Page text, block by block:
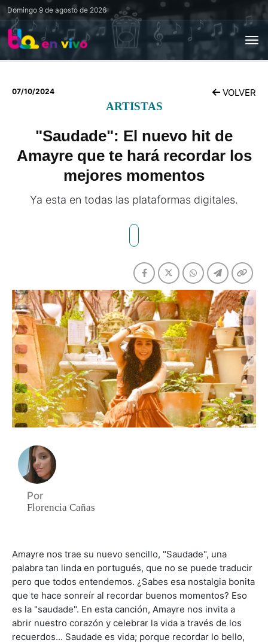
Domingo 9 de agosto de 2026
07/10/2024 VOLVER
ARTISTAS
"Saudade": El nuevo hit de
Amayre que te hará recordar los
mejores momentos
Ya esta en todas las plataformas digitales.
Por
Florencia Cañas
Amayre nos trae su nuevo sencillo, "Saudade", una
palabra tan linda en portugués, que no se puede traducir
pero que todos entendemos. ¿Sabes esa nostalgia bonita
que te hace sonreír al recordar buenos momentos? Eso
es la "saudade". En esta canción, Amayre nos invita a
abrir nuestro corazón y celebrar la vida a través de los
recuerdos... Saudade es vida; porque recordar lo bello,